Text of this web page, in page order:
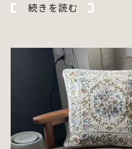
続きを読む